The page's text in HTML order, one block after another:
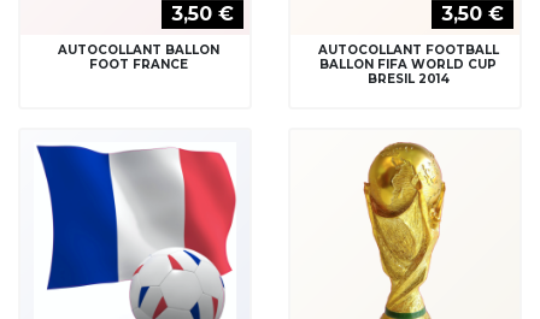
3,50 €
AUTOCOLLANT BALLON
FOOT FRANCE
3,50 €
AUTOCOLLANT FOOTBALL
BALLON FIFA WORLD CUP
BRESIL 2014